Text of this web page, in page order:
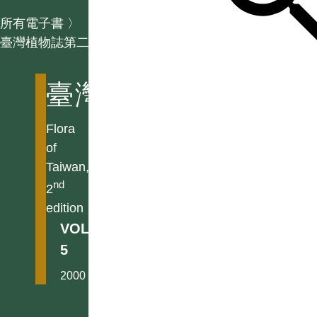
所有電子書 〉
臺灣植物誌第二版
臺灣植物誌第二版
Flora
of
Taiwan,
2nd
edition
VOL.
5
2000